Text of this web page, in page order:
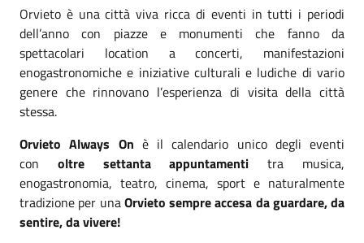
Orvieto è una città viva ricca di eventi in tutti i periodi
dell’anno con piazze e monumenti che fanno da
spettacolari location a concerti, manifestazioni
enogastronomiche e iniziative culturali e ludiche di vario
genere che rinnovano l’esperienza di visita della città
stessa.
Orvieto Always On è il calendario unico degli eventi
con oltre settanta appuntamenti tra musica,
enogastronomia, teatro, cinema, sport e naturalmente
tradizione per unaOrvieto sempre accesa da guardare, da
sentire, da vivere!